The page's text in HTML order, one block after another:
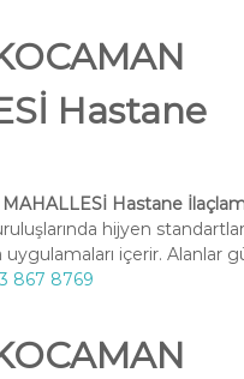
Hastane
Hastane
hijyen
içerir. Alanlar
867 8769